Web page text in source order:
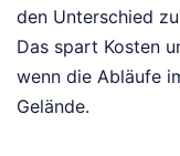
den Unterschied
Das spart Kosten
wenn die Abläufe
Gelände.